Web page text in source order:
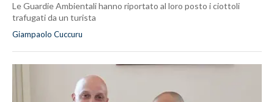
Le Guardie Ambientali hanno riportato al loro posto i ciottoli
trafugati da un turista
Giampaolo Cuccuru